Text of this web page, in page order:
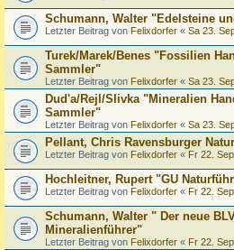
Schumann, Walter "Edelsteine
Letzter Beitrag von Felixdorfer « Sa 23.
Turek/Marek/Benes "Fossilien
Sammler"
Letzter Beitrag von Felixdorfer « Sa 23.
Dud'a/Rejl/Slivka "Mineralien
Sammler"
Letzter Beitrag von Felixdorfer « Sa 23.
Pellant, Chris Ravensburger
Letzter Beitrag von Felixdorfer « Fr 22.
Hochleitner, Rupert "GU
Letzter Beitrag von Felixdorfer « Fr 22.
Schumann, Walter " Der neue
Mineralienführer"
Letzter Beitrag von Felixdorfer « Fr 22.